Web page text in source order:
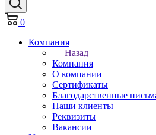
0
Компания
Назад
Компания
О компании
Сертификаты
Благодарственные
Наши клиенты
Реквизиты
Вакансии